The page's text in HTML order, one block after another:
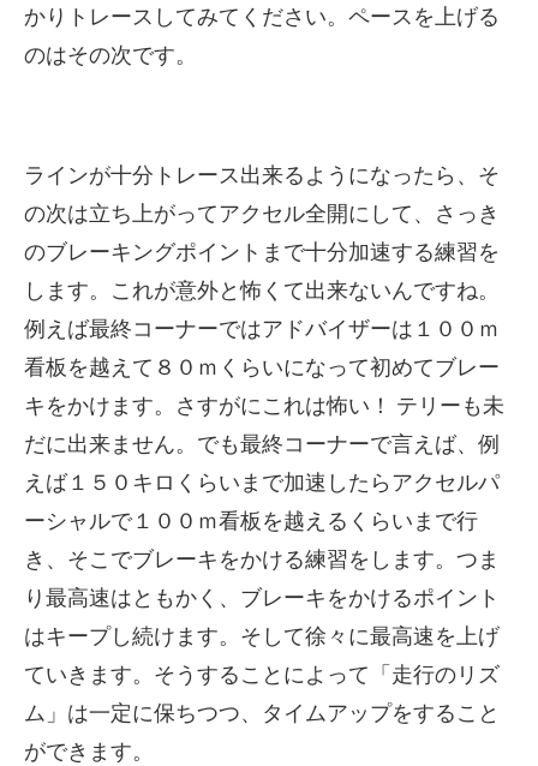
かりトレースしてみてください。ペースを上げる
のはその次です。
ラインが十分トレース出来るようになったら、そ
の次は立ち上がってアクセル全開にして、さっき
のブレーキングポイントまで十分加速する練習を
します。これが意外と怖くて出来ないんですね。
例えば最終コーナーではアドバイザーは１００ｍ
看板を越えて８０ｍくらいになって初めてブレー
キをかけます。さすがにこれは怖い！ テリーも未
だに出来ません。でも最終コーナーで言えば、例
えば１５０キロくらいまで加速したらアクセルパ
ーシャルで１００ｍ看板を越えるくらいまで行
き、そこでブレーキをかける練習をします。つま
り最高速はともかく、ブレーキをかけるポイント
はキープし続けます。そして徐々に最高速を上げ
ていきます。そうすることによって「走行のリズ
ム」は一定に保ちつつ、タイムアップをすること
ができます。